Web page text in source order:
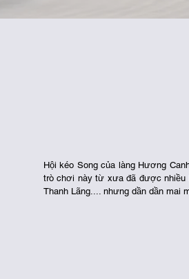
Hội kéo Song của làng Hương
trò chơi này từ xưa đã được nhiều
Thanh Lãng.... nhưng dần dần mai